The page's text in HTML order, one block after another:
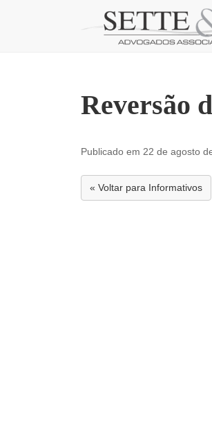
Reversão
Publicado em 22 de agosto
« Voltar para Informativos